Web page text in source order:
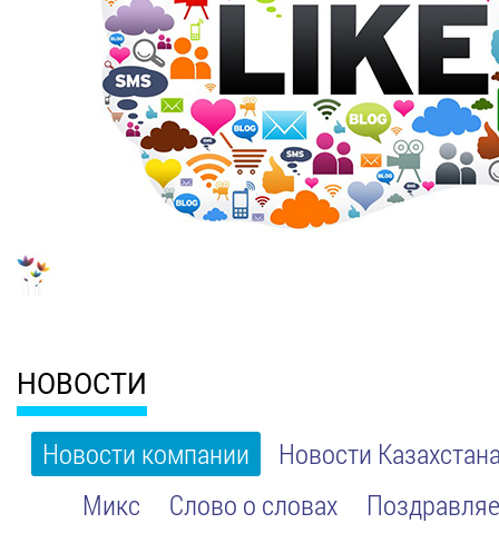
НОВОСТИ
Новости компании
Новости
Микс
Слово о словах